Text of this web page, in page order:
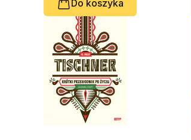
Do koszyka